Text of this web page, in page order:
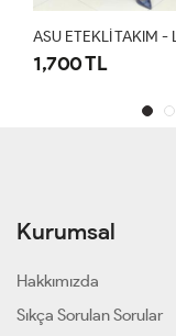
2,000 TL
Kurumsal
Hakkımızda
Sıkça Sorulan Sorular